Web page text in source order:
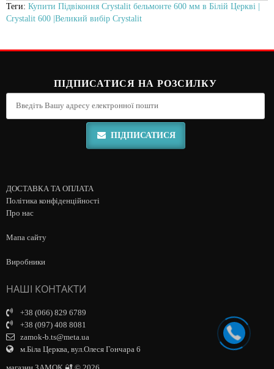
Теги: Купити Підвіконня Crystalit бельмонте 600 мм в Білій Церкві |
Crystalit 600 |Великий вибір Crystalit
ПІДПИСАТИСЯ НА РОЗСИЛКУ
ПІДПИСАТИСЯ
ДОСТАВКА ТА ОПЛАТА
Політика конфіденційності
Про нас
Мапа сайту
Виробники
НАШІ КОНТАКТИ
+38 (066) 829 6789
+38 (097) 408 8081
zamok-b.ts@meta.ua
м.Біла Церква, вул.Олеся Гончара 6